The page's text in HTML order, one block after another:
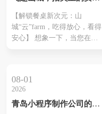
程序，让好味道触手可及
【解锁餐桌新次元：山
城“云”farm，吃得放心，看得
安心】 想象一下，当您在繁
眉头紧锁。市面上琳琅满目
的肉类产品，究竟哪个才是
真正安全、新鲜、无添加
08-01
2026
青岛小程序制作公司的优